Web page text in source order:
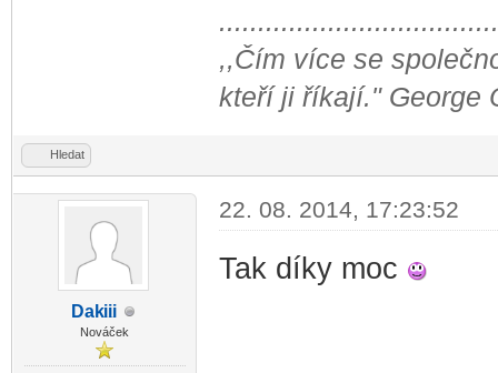
,,Čím více se
kteří ji říkají." George
Hledat
Dakiii
Nováček
22. 08. 2014, 17:23:52
Tak díky moc